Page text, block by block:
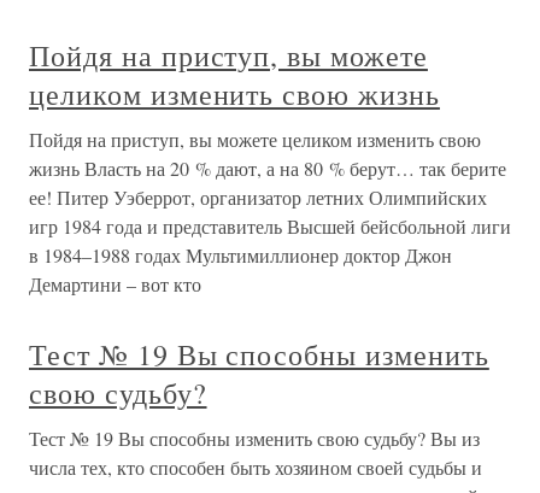
Пойдя на приступ, вы можете
целиком изменить свою жизнь
Пойдя на приступ, вы можете целиком изменить свою
жизнь Власть на 20 % дают, а на 80 % берут… так берите
ее! Питер Уэберрот, организатор летних Олимпийских
игр 1984 года и представитель Высшей бейсбольной лиги
в 1984–1988 годах Мультимиллионер доктор Джон
Демартини – вот кто
Тест № 19 Вы способны изменить
свою судьбу?
Тест № 19 Вы способны изменить свою судьбу? Вы из
числа тех, кто способен быть хозяином своей судьбы и